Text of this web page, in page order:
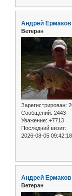
Андрей Ермаков
Ветеран
Зарегистрирован:
Сообщений: 2443
Уважение: +7713
Последний визит:
2026-08-05 09:42:18
Андрей Ермаков
Ветеран